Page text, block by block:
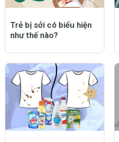
Trẻ bị sởi có biểu hiện
như thế nào?